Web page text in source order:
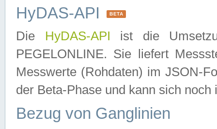
HyDAS-API BETA
Die HyDAS-API ist die
PEGELONLINE. Sie liefert
Messwerte (Rohdaten) im JSON-
der Beta-Phase und kann sich noch
Bezug von Ganglinien